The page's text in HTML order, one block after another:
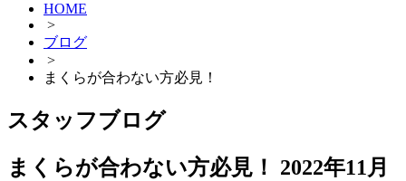
HOME
>
ブログ
>
まくらが合わない方必見！
スタッフブログ
まくらが合わない方必見！
2022年11月